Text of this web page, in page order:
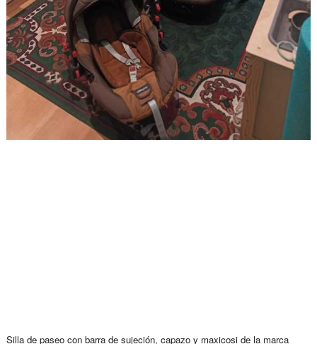
Silla de paseo con barra de sujeción, capazo y maxicosi de la marca